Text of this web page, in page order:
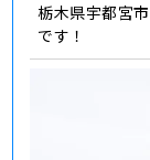
栃木県宇都宮
です！